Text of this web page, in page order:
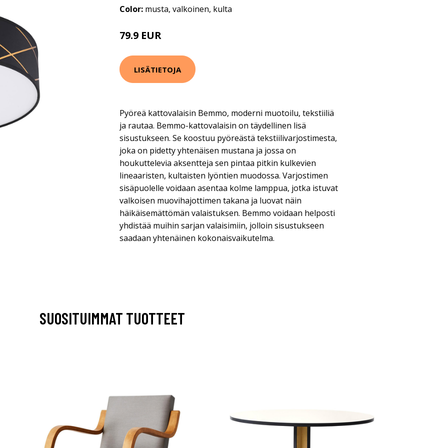
Color: musta, valkoinen, kulta
79.9 EUR
LISÄTIETOJA
Pyöreä kattovalaisin Bemmo, moderni muotoilu, tekstiiliä
ja rautaa. Bemmo-kattovalaisin on täydellinen lisä
sisustukseen. Se koostuu pyöreästä tekstiilivarjostimesta,
joka on pidetty yhtenäisen mustana ja jossa on
houkuttelevia aksentteja sen pintaa pitkin kulkevien
lineaaristen, kultaisten lyöntien muodossa. Varjostimen
sisäpuolelle voidaan asentaa kolme lamppua, jotka istuvat
valkoisen muovihajottimen takana ja luovat näin
häikäisemättömän valaistuksen. Bemmo voidaan helposti
yhdistää muihin sarjan valaisimiin, jolloin sisustukseen
saadaan yhtenäinen kokonaisvaikutelma.
SUOSITUIMMAT TUOTTEET